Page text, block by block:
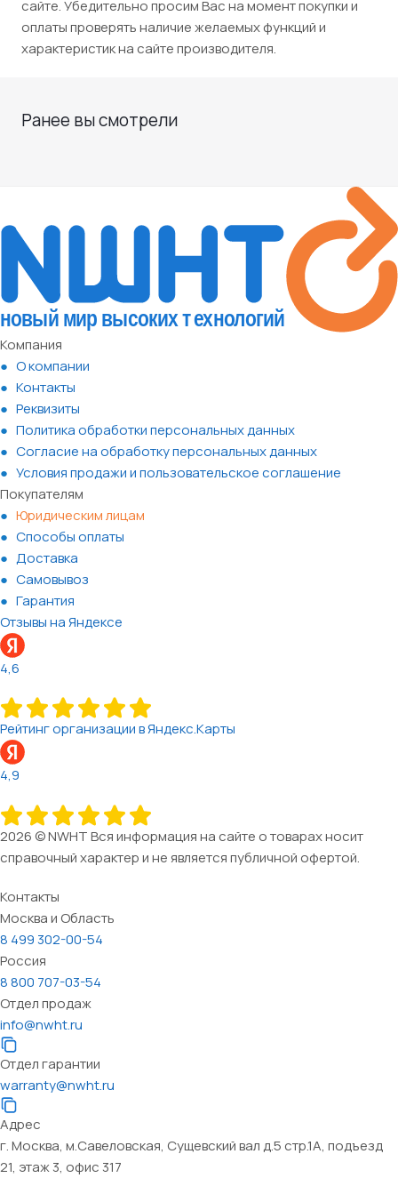
сайте. Убедительно просим Вас на момент покупки и
оплаты проверять наличие желаемых функций и
характеристик на сайте производителя.
Ранее вы смотрели
Компания
О компании
Контакты
Реквизиты
Политика обработки персональных данных
Согласие на обработку персональных данных
Условия продажи и пользовательское соглашение
Покупателям
Юридическим лицам
Способы оплаты
Доставка
Самовывоз
Гарантия
Отзывы на Яндексе
4,6
Рейтинг организации в Яндекс.Карты
4,9
2026 © NWHT Вся информация на сайте о товарах носит
справочный характер и не является публичной офертой.
Контакты
Москва и Область
8 499 302-00-54
Россия
8 800 707-03-54
Отдел продаж
info@nwht.ru
Отдел гарантии
warranty@nwht.ru
Адрес
г. Москва, м.Савеловская, Сущевский вал д.5 стр.1А, подъезд
21, этаж 3, офис 317